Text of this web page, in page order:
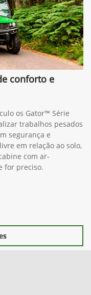
conforto e
os Gator™ Série
trabalhos pesados
segurança e
em relação ao solo,
com ar-
for preciso.